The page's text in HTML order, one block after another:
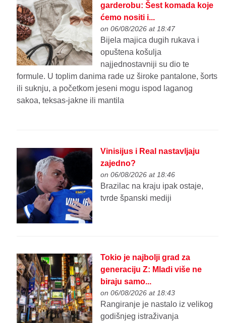
garderobu: Šest komada koje
ćemo nositi i...
on 06/08/2026 at 18:47
Bijela majica dugih rukava i
opuštena košulja
najjednostavniji su dio te
formule. U toplim danima rade uz široke pantalone, šorts
ili suknju, a početkom jeseni mogu ispod laganog
sakoa, teksas-jakne ili mantila
Vinisijus i Real nastavljaju
zajedno?
on 06/08/2026 at 18:46
Brazilac na kraju ipak ostaje,
tvrde španski mediji
Tokio je najbolji grad za
generaciju Z: Mladi više ne
biraju samo...
on 06/08/2026 at 18:43
Rangiranje je nastalo iz velikog
godišnjeg istraživanja